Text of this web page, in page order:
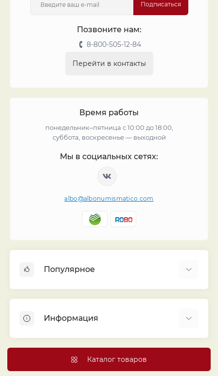
Подписаться
Позвоните нам:
8-800-505-12-84
Перейти в контакты
Время работы
понедельник–пятница с 10:00 до 18:00,
суббота, воскресенье — выходной
Мы в социальных сетях:
albo@albonumismatico.com
Популярное
Монеты
Банкноты
Листы для монет
Капсулы и холдеры
Информация
Договор публичной оферты
Каталог товаров